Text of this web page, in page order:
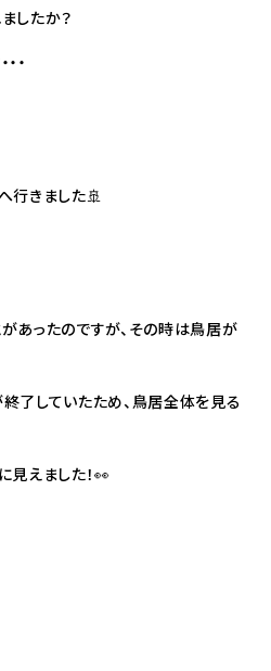
したか？
・
行きました🚢
あったのですが、その時は鳥居が
了していたため、鳥居全体を見る
見えました！👀